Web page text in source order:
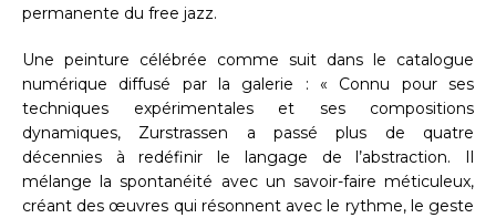
permanente du free jazz.
Une peinture célébrée comme suit dans le catalogue
numérique diffusé par la galerie : « Connu pour ses
techniques expérimentales et ses compositions
dynamiques, Zurstrassen a passé plus de quatre
décennies à redéfinir le langage de l’abstraction. Il
mélange la spontanéité avec un savoir-faire méticuleux,
créant des œuvres qui résonnent avec le rythme, le geste